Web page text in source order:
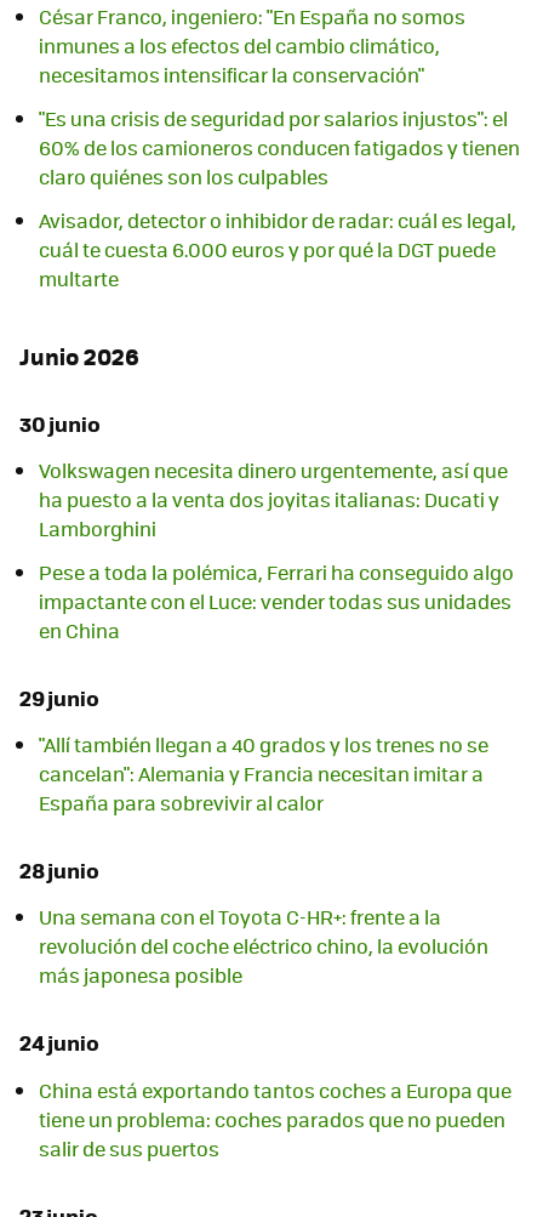
César Franco, ingeniero: "En España no somos
inmunes a los efectos del cambio climático,
necesitamos intensificar la conservación"
"Es una crisis de seguridad por salarios injustos": el
60% de los camioneros conducen fatigados y tienen
claro quiénes son los culpables
Avisador, detector o inhibidor de radar: cuál es legal,
cuál te cuesta 6.000 euros y por qué la DGT puede
multarte
Junio 2026
30 junio
Volkswagen necesita dinero urgentemente, así que
ha puesto a la venta dos joyitas italianas: Ducati y
Lamborghini
Pese a toda la polémica, Ferrari ha conseguido algo
impactante con el Luce: vender todas sus unidades
en China
29 junio
"Allí también llegan a 40 grados y los trenes no se
cancelan": Alemania y Francia necesitan imitar a
España para sobrevivir al calor
28 junio
Una semana con el Toyota C-HR+: frente a la
revolución del coche eléctrico chino, la evolución
más japonesa posible
24 junio
China está exportando tantos coches a Europa que
tiene un problema: coches parados que no pueden
salir de sus puertos